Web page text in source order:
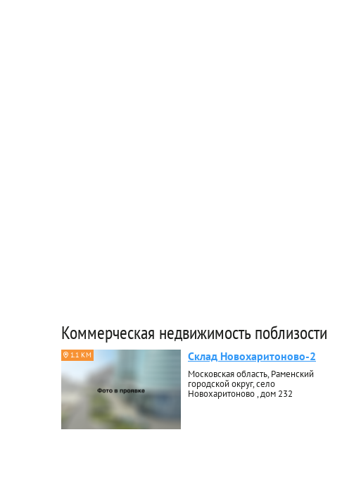
Коммерческая недвижимость поблизости
1.1 КМ Склад Новохаритоново-2
Московская область, Раменский
городской округ, село
Новохаритоново , дом 232